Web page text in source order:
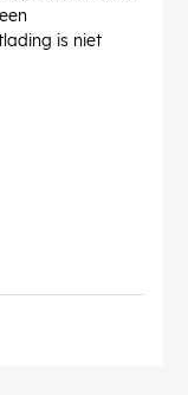
is niet